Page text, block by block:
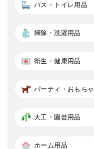
バス・トイレ用品
掃除・洗濯用品
衛生・健康用品
パーティ・おもちゃ
大工・園芸用品
ホーム用品